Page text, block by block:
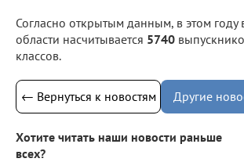
Согласно открытым данным, в этом году
области насчитывается 5740
классов.
← Вернуться к новостям Другие
Хотите читать наши новости раньше
всех?